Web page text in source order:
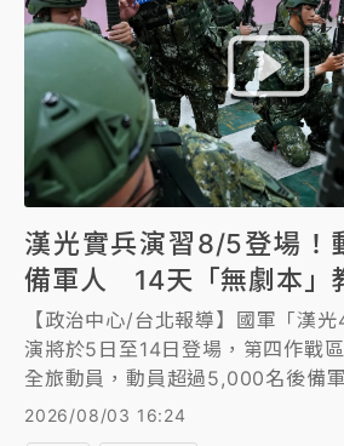
漢光實兵演習8/5登場！
備軍人 14天「無劇本」
【政治中心/台北報導】國軍「漢
演將於5日至14日登場，第四作戰
全旅動員，動員超過5,000名後備
實兵、實裝教召，並配合新式武器
2026/08/03 16:24